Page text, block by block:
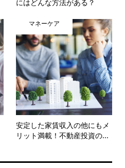
にはどんな方法がある？
マネーケア
安定した家賃収入の他にもメ
リット満載！不動産投資の...